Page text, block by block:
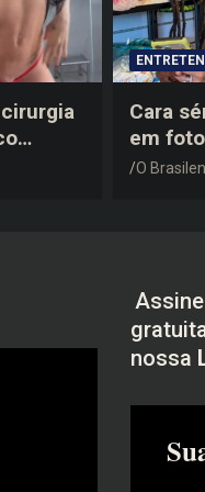
a
Cara
em
vira
O
nossa